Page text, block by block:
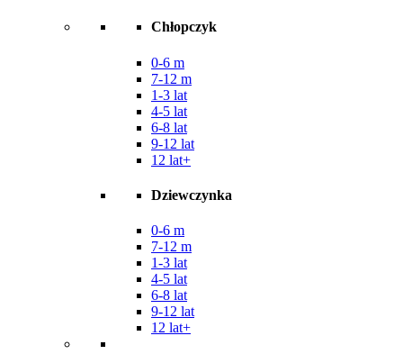
Chłopczyk
0-6 m
7-12 m
1-3 lat
4-5 lat
6-8 lat
9-12 lat
12 lat+
Dziewczynka
0-6 m
7-12 m
1-3 lat
4-5 lat
6-8 lat
9-12 lat
12 lat+